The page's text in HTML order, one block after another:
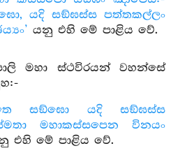
යදි සඞ්ඝස්ස පත්තකල්ලං
යනු එහි මේ පාළිය වේ.
මහා ස්ථවිරයන් වහන්සේ
සඞ්ඝො යදි සඞ්ඝස්ස
මහාකස්සපෙන විනයං
එහි මේ පාළිය වේ.